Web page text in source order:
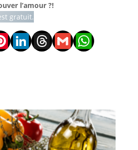
l’amour ?!
gratuit.
LinkedIn
Threads
Gmail